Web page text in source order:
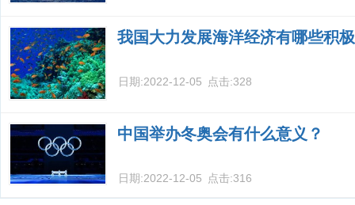
我国大力发展海洋经济有哪些积
日期:2022-12-05 点击:328
中国举办冬奥会有什么意义？
日期:2022-12-05 点击:316